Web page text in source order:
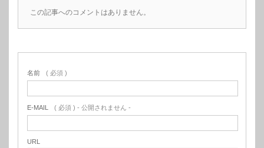
この記事へのコメントはありません。
名前 ( 必須 )
E-MAIL ( 必須 ) - 公開されません -
URL